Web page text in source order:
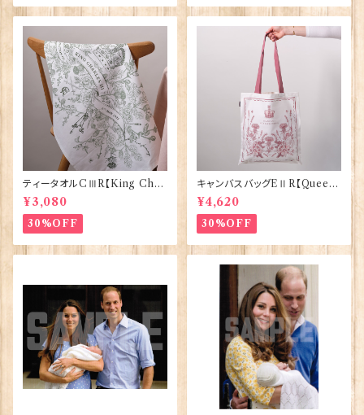
ティータオルCⅢR【King Char
lesⅢ Coronation】Victoria
Eggs 50129
¥3,080
30%OFF
キャンバスバッグEⅡR【Queen
ElizabethⅡ Commemorativ
e】Victoria Eggs 90332
¥4,620
30%OFF